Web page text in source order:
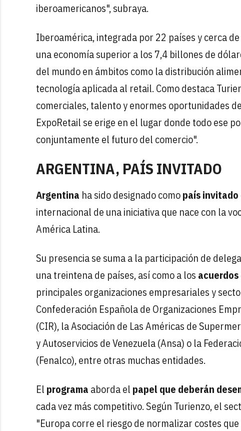
iberoamericanos", subraya.
Iberoamérica, integrada por 22 países y cerca
una economía superior a los 7,4 billones de
del mundo en ámbitos como la distribución
tecnología aplicada al retail. Como destaca
comerciales, talento y enormes oportunidades
ExpoRetail se erige en el lugar donde todo ese
conjuntamente el futuro del comercio".
ARGENTINA, PAÍS INVITADO
Argentina ha sido designado comopaís
internacional de una iniciativa que nace con la
América Latina.
Su presencia se suma a la participación de
una treintena de países, así como a los
principales organizaciones empresariales y
Confederación Española de Organizaciones
(CIR), la Asociación de Las Américas de
y Autoservicios de Venezuela (Ansa) o la
(Fenalco), entre otras muchas entidades.
El programa aborda el papel que deberán
cada vez más competitivo. Según Turienzo, el
"Europa corre el riesgo de normalizar costes